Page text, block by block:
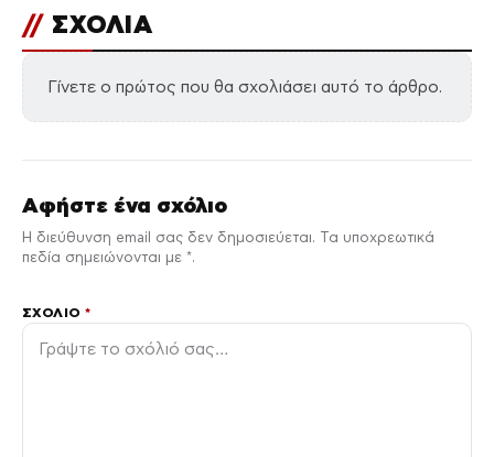
// ΣΧΟΛΙΑ
Γίνετε ο πρώτος που θα σχολιάσει αυτό το άρθρο.
Αφήστε ένα σχόλιο
Η διεύθυνση email σας δεν δημοσιεύεται. Τα υποχρεωτικά
πεδία σημειώνονται με *.
ΣΧΌΛΙΟ*